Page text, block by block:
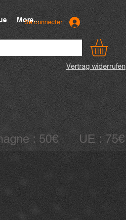
: 50€ UE : 75€
More...
Se connecter
Vertrag widerrufen